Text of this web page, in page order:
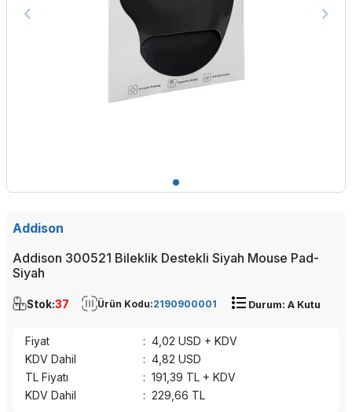
Addison
Addison 300521 Bileklik Destekli Siyah Mouse Pad-
Siyah
Stok:37 Ürün Kodu:2190900001 Durum: A Kutu
Fiyat : 4,02 USD + KDV
KDV Dahil
: 4,82 USD
TL Fiyatı
: 191,39 TL + KDV
KDV Dahil
: 229,66 TL